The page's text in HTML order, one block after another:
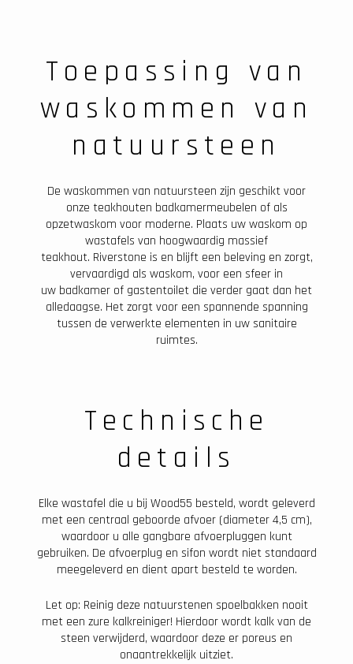
Toepassing van
waskommen van
natuursteen
De waskommen van natuursteen zijn geschikt voor
onze teakhouten badkamermeubelen of als
opzetwaskom voor moderne. Plaats uw waskom op
wastafels van hoogwaardig massief
teakhout. Riverstone is en blijft een beleving en zorgt,
vervaardigd als waskom, voor een sfeer in
uw badkamer of gastentoilet die verder gaat dan het
alledaagse. Het zorgt voor een spannende spanning
tussen de verwerkte elementen in uw sanitaire
ruimtes.
Technische
details
Elke wastafel die u bij Wood55 besteld, wordt geleverd
met een centraal geboorde afvoer (diameter 4,5 cm),
waardoor u alle gangbare afvoerpluggen kunt
gebruiken. De afvoerplug en sifon wordt niet standaard
meegeleverd en dient apart besteld te worden.
Let op: Reinig deze natuurstenen spoelbakken nooit
met een zure kalkreiniger! Hierdoor wordt kalk van de
steen verwijderd, waardoor deze er poreus en
onaantrekkelijk uitziet.